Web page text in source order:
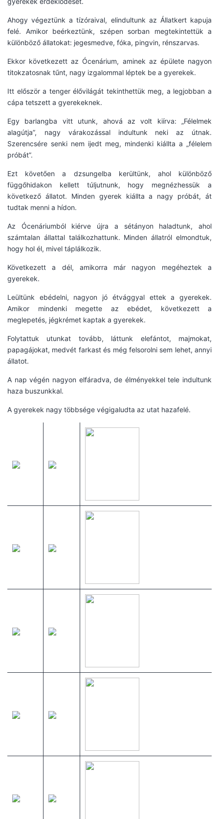
Ahogy végeztünk a tízóraival, elindultunk az Állatkert kapuja
felé. Amikor beérkeztünk, szépen sorban megtekintettük a
különböző állatokat: jegesmedve, fóka, pingvin, rénszarvas.
Ekkor következett az Ócenárium, aminek az épülete nagyon
titokzatosnak tűnt, nagy izgalommal léptek be a gyerekek.
Itt először a tenger élővilágát tekinthettük meg, a legjobban a
cápa tetszett a gyerekeknek.
Egy barlangba vitt utunk, ahová az volt kiírva: „Félelmek
alagútja”, nagy várakozással indultunk neki az útnak.
Szerencsére senki nem ijedt meg, mindenki kiállta a „félelem
próbát”.
Ezt követően a dzsungelba kerültünk, ahol különböző
függőhidakon kellett túljutnunk, hogy megnézhessük a
következő állatot. Minden gyerek kiállta a nagy próbát, át
tudtak menni a hídon.
Az Ócenáriumból kiérve újra a sétányon haladtunk, ahol
számtalan állattal találkozhattunk. Minden állatról elmondtuk,
hogy hol él, mivel táplálkozik.
Következett a dél, amikorra már nagyon megéheztek a
gyerekek.
Leültünk ebédelni, nagyon jó étvággyal ettek a gyerekek.
Amikor mindenki megette az ebédet, következett a
meglepetés, jégkrémet kaptak a gyerekek.
Folytattuk utunkat tovább, láttunk elefántot, majmokat,
papagájokat, medvét farkast és még felsorolni sem lehet, annyi
állatot.
A nap végén nagyon elfáradva, de élményekkel tele indultunk
haza buszunkkal.
A gyerekek nagy többsége végigaludta az utat hazafelé.